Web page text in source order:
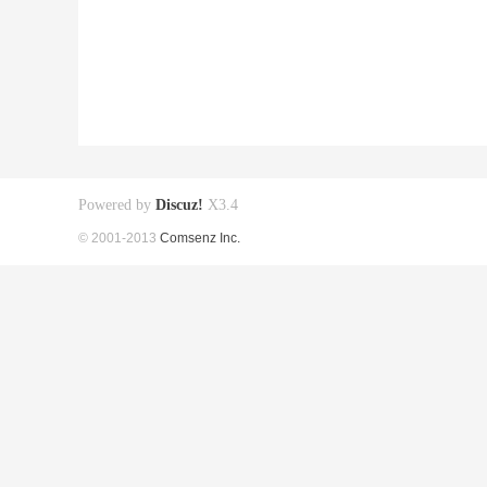
Powered by Discuz! X3.4
© 2001-2013 Comsenz Inc.